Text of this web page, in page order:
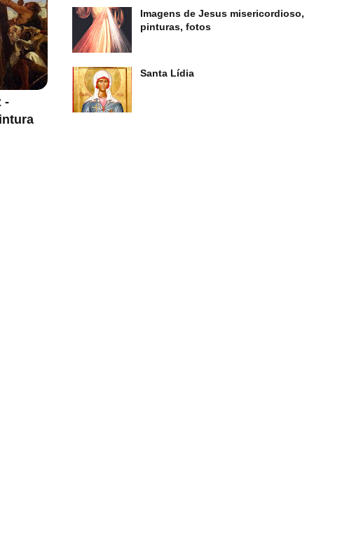
-
Imagens de Jesus misericordioso,
pinturas, fotos
Santa Lídia